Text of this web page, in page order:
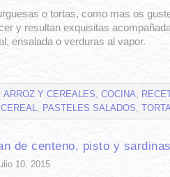
o tortas, como mas os
y resultan exquisitas
ensalada o verduras al vapor.
ARROZ Y CEREALES, COCINA,
CEREAL, PASTELES SALADOS,
de centeno, pisto y
10, 2015